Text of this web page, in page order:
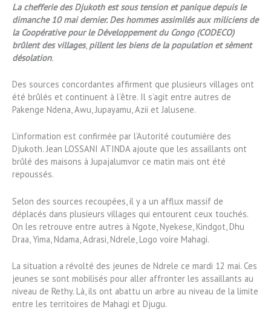
La chefferie des Djukoth est sous tension et panique depuis le
dimanche 10 mai dernier. Des hommes assimilés aux miliciens de
la Coopérative pour le Développement du Congo (CODECO)
brûlent des villages, pillent les biens de la population et sèment
désolation.
Des sources concordantes affirment que plusieurs villages ont
été brûlés et continuent à l’être. Il s’agit entre autres de
Pakenge Ndena, Awu, Jupayamu, Azii et Jalusene.
L’information est confirmée par l’Autorité coutumière des
Djukoth. Jean LOSSANI ATINDA ajoute que les assaillants ont
brûlé des maisons à Jupajalumvor ce matin mais ont été
repoussés.
Selon des sources recoupées, il y a un afflux massif de
déplacés dans plusieurs villages qui entourent ceux touchés.
On les retrouve entre autres à Ngote, Nyekese, Kindgot, Dhu
Draa, Yima, Ndama, Adrasi, Ndrele, Logo voire Mahagi.
La situation a révolté des jeunes de Ndrele ce mardi 12 mai. Ces
jeunes se sont mobilisés pour aller affronter les assaillants au
niveau de Rethy. Là, ils ont abattu un arbre au niveau de la limite
entre les territoires de Mahagi et Djugu.